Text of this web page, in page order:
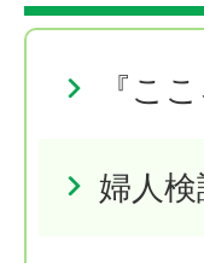
『こ
婦人